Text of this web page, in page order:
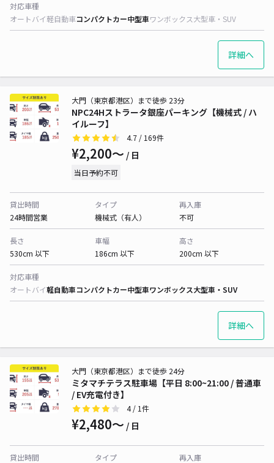
対応車種
オートバイ軽自動車コンパクトカー中型車ワンボックス大型車・SUV
詳細へ
NPC24Hストラータ銀座パーキング【機械式 / ハ
イルーフ】
大門（東京都港区）まで徒歩 23分
4.7 / 169件
¥2,200〜 / 日
当日予約不可
貸出時間
24時間営業
タイプ
機械式（有人）
再入庫
不可
長さ
530cm 以下
車幅
186cm 以下
高さ
200cm 以下
対応車種
オートバイ軽自動車コンパクトカー中型車ワンボックス大型車・SUV
詳細へ
ミタマチテラス駐車場【平日 8:00~21:00 / 普通車
/ EV充電付き】
大門（東京都港区）まで徒歩 24分
4/ 1件
¥2,480〜 / 日
貸出時間
タイプ
再入庫